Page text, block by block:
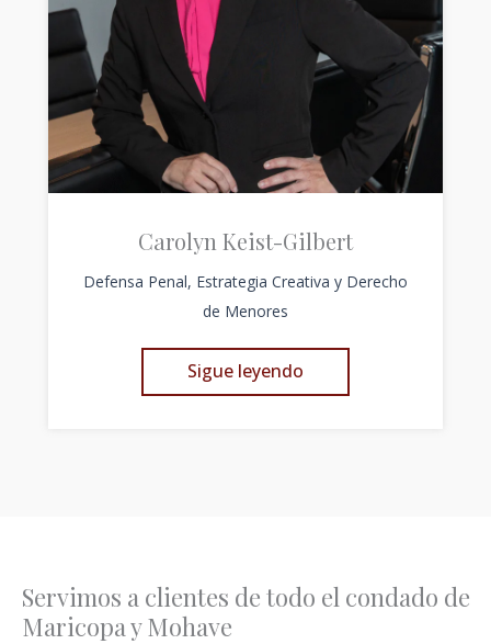
Carolyn Keist-Gilbert
Defensa Penal, Estrategia Creativa y Derecho
de Menores
Sigue leyendo
Servimos a clientes de todo el condado de
Maricopa y Mohave